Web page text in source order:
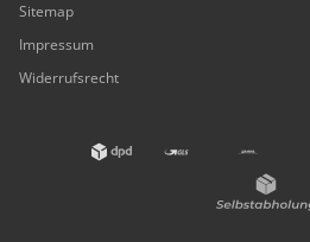
Sitemap
Impressum
Widerrufsrecht